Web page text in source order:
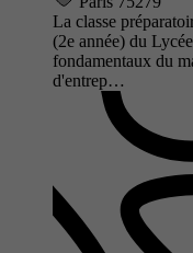
La classe
(2e année) du
fondamentaux du
d'entrep…